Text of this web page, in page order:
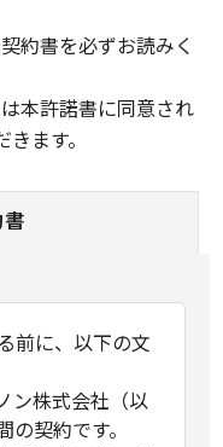
約書を必ずお読みく
本許諾書に同意され
ます。
前に、以下の文
ン株式会社（以
契約です。